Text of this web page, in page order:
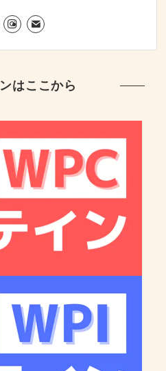
はここから